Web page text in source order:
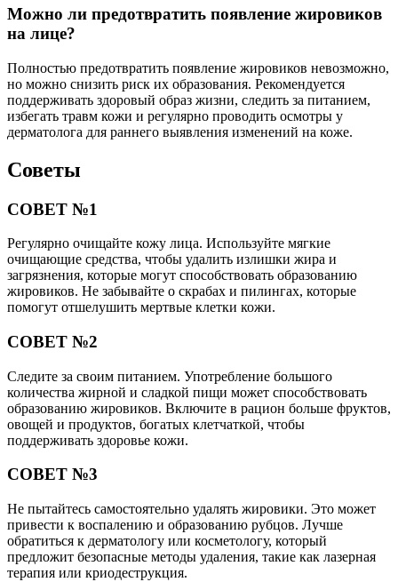
Можно ли предотвратить появление жировиков
на лице?
Полностью предотвратить появление жировиков невозможно,
но можно снизить риск их образования. Рекомендуется
поддерживать здоровый образ жизни, следить за питанием,
избегать травм кожи и регулярно проводить осмотры у
дерматолога для раннего выявления изменений на коже.
Советы
СОВЕТ №1
Регулярно очищайте кожу лица. Используйте мягкие
очищающие средства, чтобы удалить излишки жира и
загрязнения, которые могут способствовать образованию
жировиков. Не забывайте о скрабах и пилингах, которые
помогут отшелушить мертвые клетки кожи.
СОВЕТ №2
Следите за своим питанием. Употребление большого
количества жирной и сладкой пищи может способствовать
образованию жировиков. Включите в рацион больше фруктов,
овощей и продуктов, богатых клетчаткой, чтобы
поддерживать здоровье кожи.
СОВЕТ №3
Не пытайтесь самостоятельно удалять жировики. Это может
привести к воспалению и образованию рубцов. Лучше
обратиться к дерматологу или косметологу, который
предложит безопасные методы удаления, такие как лазерная
терапия или криодеструкция.